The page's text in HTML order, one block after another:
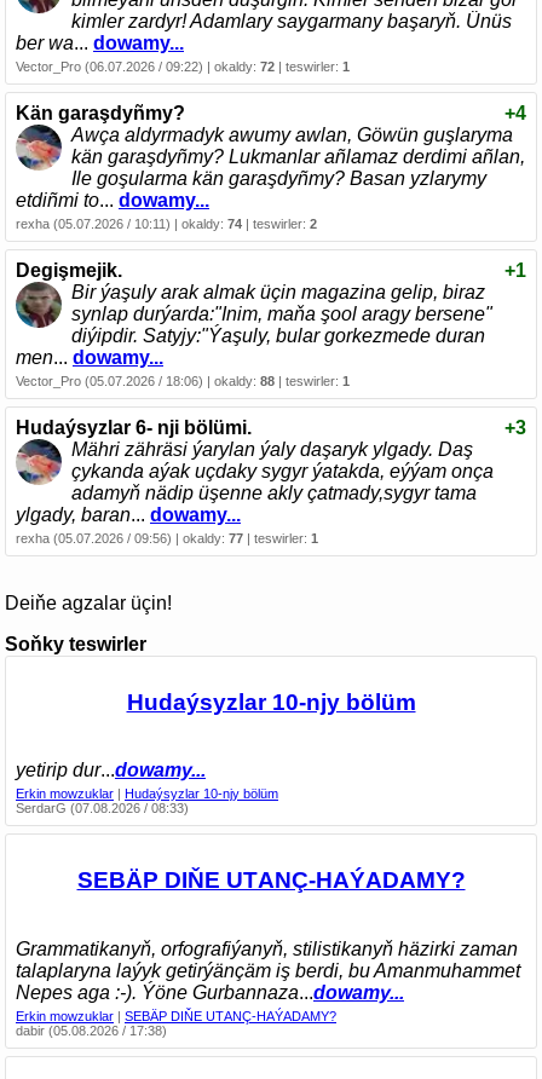
kimler zardyr! Adamlary saygarmany başaryň. Ünüs
ber wa... dowamy...
Vector_Pro (06.07.2026 / 09:22) | okaldy: 72 | teswirler: 1
Kän garaşdyñmy?
+4
Awça aldyrmadyk awumy awlan, Göwün guşlaryma
kän garaşdyñmy? Lukmanlar añlamaz derdimi añlan,
Ile goşularma kän garaşdyñmy? Basan yzlarymy
etdiñmi to... dowamy...
rexha (05.07.2026 / 10:11) | okaldy: 74 | teswirler: 2
Degişmejik.
+1
Bir ýaşuly arak almak üçin magazina gelip, biraz
synlap durýarda:"Inim, maňa şool aragy bersene"
diýipdir. Satyjy:"Ýaşuly, bular gorkezmede duran
men... dowamy...
Vector_Pro (05.07.2026 / 18:06) | okaldy: 88 | teswirler: 1
Hudaýsyzlar 6- nji bölümi.
+3
Mähri zähräsi ýarylan ýaly daşaryk ylgady. Daş
çykanda aýak uçdaky sygyr ýatakda, eýýam onça
adamyň nädip üşenne akly çatmady,sygyr tama
ylgady, baran... dowamy...
rexha (05.07.2026 / 09:56) | okaldy: 77 | teswirler: 1
Deiňe agzalar üçin!
Soňky teswirler
Hudaýsyzlar 10-njy bölüm
yetirip dur...dowamy...
Erkin mowzuklar
Hudaýsyzlar 10-njy bölüm
SerdarG (07.08.2026 / 08:33)
SEBÄP DIŇE UTАNÇ-HАÝADАMY?
Grammatikanyň, orfografiýanyň, stilistikanyň häzirki zaman
talaplaryna laýyk getirýänçäm iş berdi, bu Amanmuhammet
Nepes aga :-). Ýöne Gurbannaza...dowamy...
Erkin mowzuklar | SEBÄP DIŇE UTАNÇ-HАÝADАMY?
dabir (05.08.2026 / 17:38)